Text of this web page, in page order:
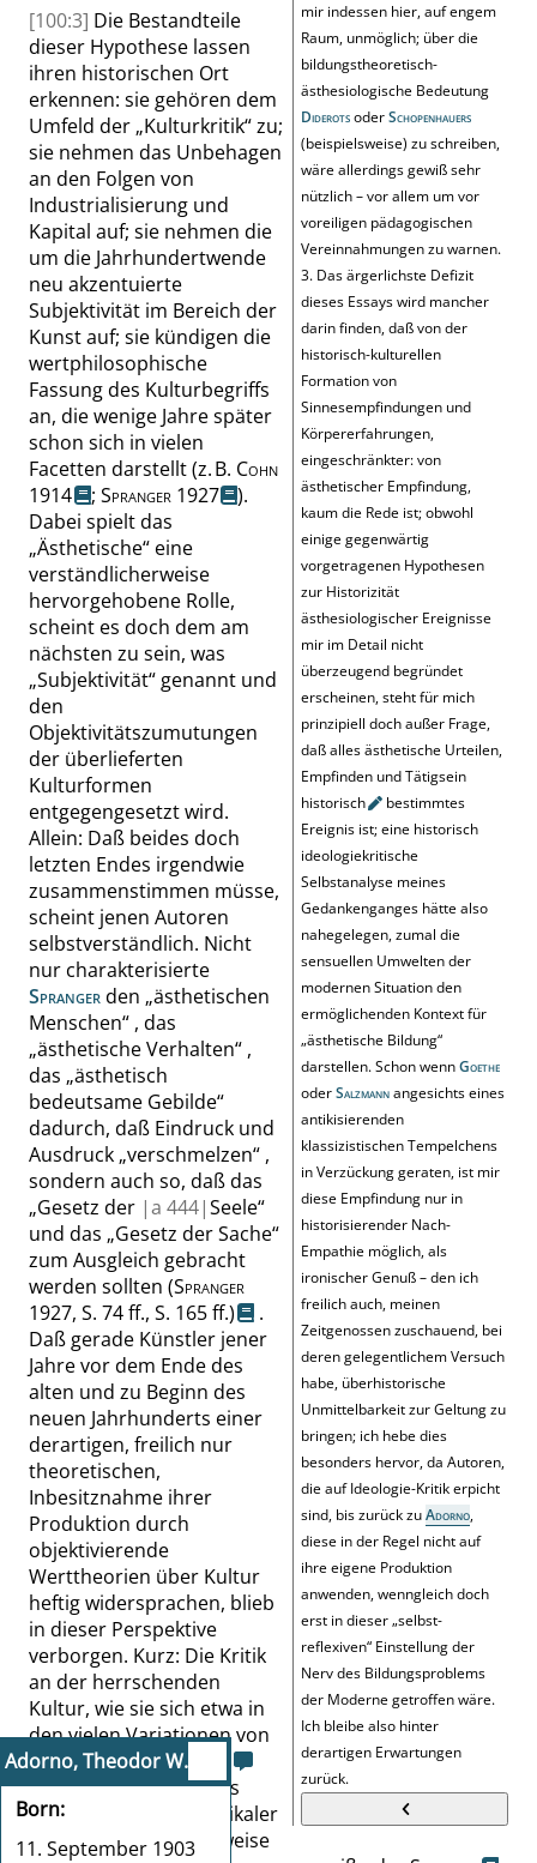
Adorno, Theodor W.
Born
11. September 1903
mir indessen hier, auf engem
Raum, unmöglich; über die
bildungstheoretisch-
ästhesiologische Bedeutung
DiderotsoderSchopenhauers
(beispielsweise) zu schreiben,
wäre allerdings gewiß sehr
nützlich – vor allem um vor
voreiligen pädagogischen
Vereinnahmungen zu warnen.
3. Das ärgerlichste Defizit
dieses Essays wird mancher
darin finden, daß von der
historisch-kulturellen
Formation von
Sinnesempfindungen und
Körpererfahrungen,
eingeschränkter: von
ästhetischer Empfindung,
kaum die Rede ist; obwohl
einige gegenwärtig
vorgetragenen Hypothesen
zur Historizität
ästhesiologischer Ereignisse
mir im Detail nicht
überzeugend begründet
erscheinen, steht für mich
prinzipiell doch außer Frage,
daß alles ästhetische Urteilen,
Empfinden und Tätigsein
historisch
bestimmtes
Ereignis ist; eine historisch
ideologiekritische
Selbstanalyse meines
Gedankenganges hätte also
nahegelegen, zumal die
sensuellen Umwelten der
modernen Situation den
ermöglichenden Kontext für
„ästhetische Bildung“
darstellen. Schon wennGoethe
oderSalzmannangesichts eines
antikisierenden
klassizistischen Tempelchens
in Verzückung geraten, ist mir
diese Empfindung nur in
historisierender Nach-
Empathie möglich, als
ironischer Genuß – den ich
freilich auch, meinen
Zeitgenossen zuschauend, bei
deren gelegentlichem Versuch
habe, überhistorische
Unmittelbarkeit zur Geltung zu
bringen; ich hebe dies
besonders hervor, da Autoren,
die auf Ideologie-Kritik erpicht
sind, bis zurück zuAdorno,
diese in der Regel nicht auf
ihre eigene Produktion
anwenden, wenngleich doch
erst in dieser„selbst-
reflexiven“ Einstellung der
Nerv des Bildungsproblems
der Moderne getroffen wäre.
Ich bleibe also hinter
derartigen Erwartungen
zurück.
[100:3] Die Bestandteile
dieser Hypothese lassen
ihren historischen Ort
erkennen: sie gehören dem
Umfeld der „Kulturkritik“zu;
sie nehmen das Unbehagen
an den Folgen von
Industrialisierung und
Kapital auf; sie nehmen die
um die Jahrhundertwende
neu akzentuierte
Subjektivität im Bereich der
Kunst auf; sie kündigen die
wertphilosophische
Fassung des Kulturbegriffs
an, die wenige Jahre später
schon sich in vielen
Facetten darstellt (z. B. Cohn
1914
; Spranger1927
).
Dabei spielt das
„Ästhetische“ eine
verständlicherweise
hervorgehobene Rolle,
scheint es doch dem am
nächsten zu sein, was
„Subjektivität“ genannt und
den
Objektivitätszumutungen
der überlieferten
Kulturformen
entgegengesetzt wird.
Allein: Daß beides doch
letzten Endes irgendwie
zusammenstimmen müsse,
scheint jenen Autoren
selbstverständlich. Nicht
nur charakterisierte
Sprangerden „ästhetischen
Menschen“ , das
„ästhetische Verhalten“ ,
das „ästhetisch
bedeutsame Gebilde“
dadurch, daß Eindruck und
Ausdruck „verschmelzen“ ,
sondern auch so, daß das
„Gesetz der |a 444|Seele“
und das „Gesetz der Sache“
zum Ausgleich gebracht
werden sollten (Spranger
1927, S. 74 ff., S. 165 ff.)
.
Daß gerade Künstler jener
Jahre vor dem Ende des
alten und zu Beginn des
neuen Jahrhunderts einer
derartigen, freilich nur
theoretischen,
Inbesitznahme ihrer
Produktion durch
objektivierende
Werttheorien über Kultur
heftig widersprachen, blieb
in dieser Perspektive
verborgen. Kurz: Die Kritik
an der herrschenden
Kultur, wie sie sich etwa in
den vielen Variationen von
Munchs„Krankes Kind
oder inSchielesPorträts
ausdrückt, ist weit radikaler
als das, was beispielsweise